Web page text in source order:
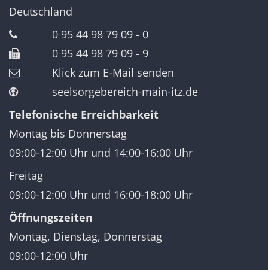
Deutschland
0 95 44 98 79 09 - 0
0 95 44 98 79 09 - 9
Klick zum E-Mail senden
seelsorgebereich-main-itz.de
Telefonische Erreichbarkeit
Montag bis Donnerstag
09:00-12:00 Uhr und 14:00-16:00 Uhr
Freitag
09:00-12:00 Uhr und 16:00-18:00 Uhr
Öffnungszeiten
Montag, Dienstag, Donnerstag
09:00-12:00 Uhr